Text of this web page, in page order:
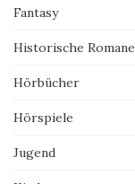
Fantasy
Historische Romane
Hörbücher
Hörspiele
Jugend